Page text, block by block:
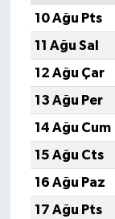
10 Ağu Pts
11 Ağu Sal
12 Ağu Çar
13 Ağu Per
14 Ağu Cum
15 Ağu Cts
16 Ağu Paz
17 Ağu Pts